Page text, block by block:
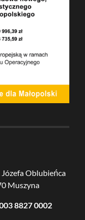
Oblubieńca
Muszyna
8827 0002